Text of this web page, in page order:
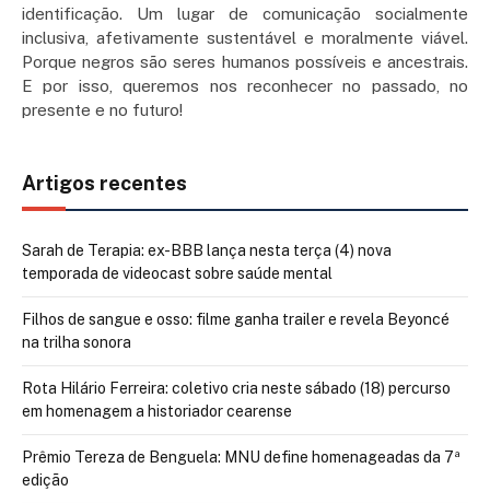
identificação. Um lugar de comunicação socialmente
inclusiva, afetivamente sustentável e moralmente viável.
Porque negros são seres humanos possíveis e ancestrais.
E por isso, queremos nos reconhecer no passado, no
presente e no futuro!
Artigos recentes
Sarah de Terapia: ex-BBB lança nesta terça (4) nova
temporada de videocast sobre saúde mental
Filhos de sangue e osso: filme ganha trailer e revela Beyoncé
na trilha sonora
Rota Hilário Ferreira: coletivo cria neste sábado (18) percurso
em homenagem a historiador cearense
Prêmio Tereza de Benguela: MNU define homenageadas da 7ª
edição